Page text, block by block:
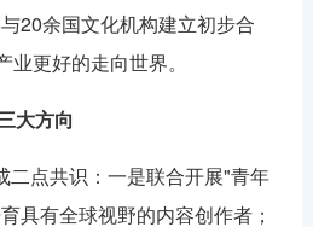
20余国文化机构建立初步合
更好的走向世界。
大方向
二点共识：一是联合开展"青年
具有全球视野的内容创作者；